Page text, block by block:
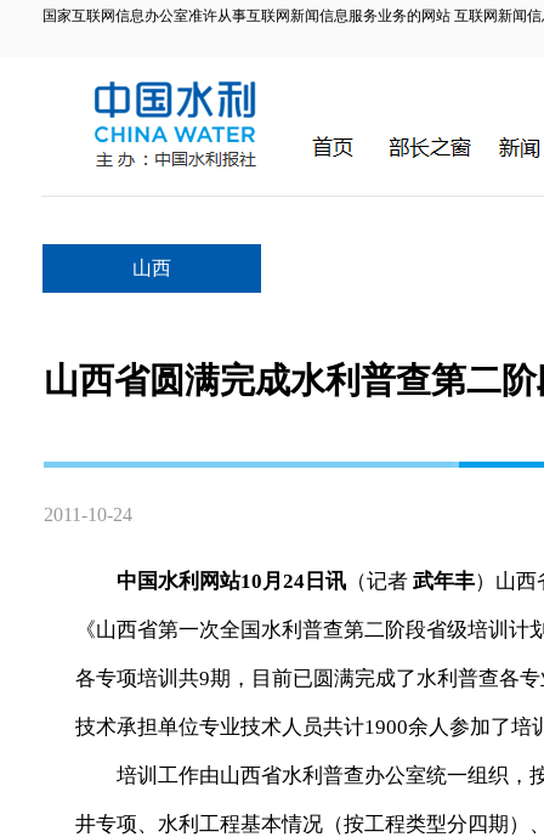
国家互联网信息办公室准许从事互联网新闻信息服务业务的网站 互联网新闻信
山西
山西省圆满完成水利普查第二
2011-10-24
中国水利网站10月24日讯 （记者 武年丰）山西
《山西省第一次全国水利普查第二阶段省级培训
各专项培训共9期，目前已圆满完成了水利普查各
技术承担单位专业技术人员共计1900余人参加了培
培训工作由山西省水利普查办公室统一组织，
井专项、水利工程基本情况（按工程类型分四期